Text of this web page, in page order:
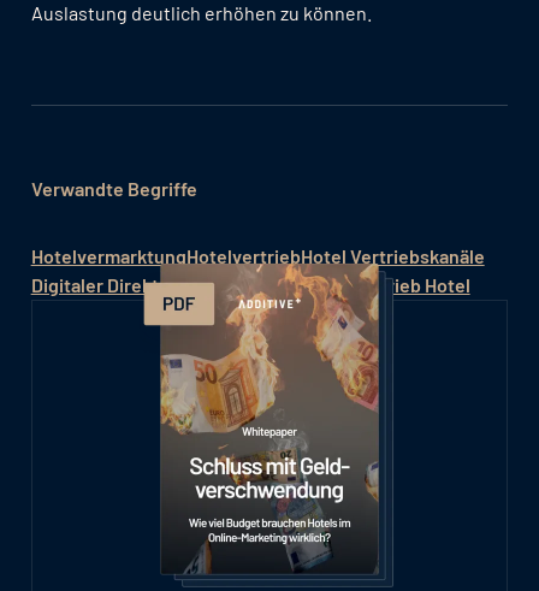
Auslastung deutlich erhöhen zu können.
Verwandte Begriffe
HotelvermarktungHotelvertriebHotel Vertriebskanäle
Digitaler Direktvertrieb im HotelDirektvertrieb Hotel